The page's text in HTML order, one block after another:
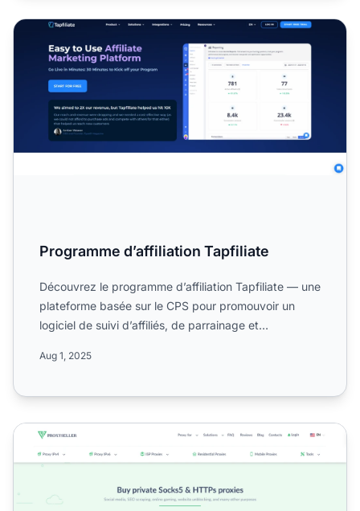
Programme d’affiliation Tapfiliate
Programme d’affiliation Tapfiliate
Découvrez le programme d’affiliation Tapfiliate — une
plateforme basée sur le CPS pour promouvoir un
logiciel de suivi d’affiliés, de parrainage et
Aug 1, 2025
Programme d'affiliation Proxy-Seller